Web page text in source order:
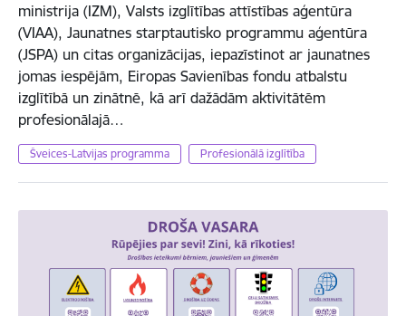
ministrija (IZM), Valsts izglītības attīstības aģentūra
(VIAA), Jaunatnes starptautisko programmu aģentūra
(JSPA) un citas organizācijas, iepazīstinot ar jaunatnes
jomas iespējām, Eiropas Savienības fondu atbalstu
izglītībā un zinātnē, kā arī dažādām aktivitātēm
profesionālajā…
Šveices-Latvijas programma Profesionālā izglītība